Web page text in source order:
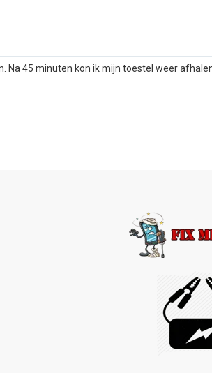
45 minuten kon ik mijn toestel weer